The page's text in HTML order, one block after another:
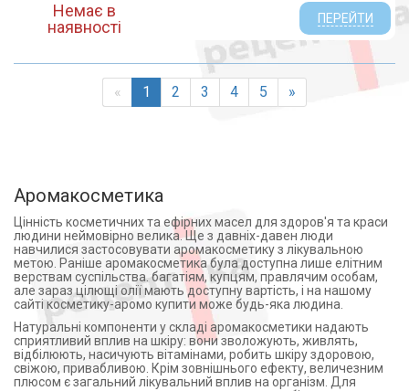
Немає в
наявності
ПЕРЕЙТИ
« 1 2 3 4 5 »
Аромакосметика
Цінність косметичних та ефірних масел для здоров'я та краси
людини неймовірно велика. Ще з давніх-давен люди
навчилися застосовувати аромакосметику з лікувальною
метою. Раніше аромакосметика була доступна лише елітним
верствам суспільства. багатіям, купцям, правлячим особам,
але зараз цілющі олії мають доступну вартість, і на нашому
сайті косметику-аромо купити може будь-яка людина.
Натуральні компоненти у складі аромакосметики надають
сприятливий вплив на шкіру: вони зволожують, живлять,
відбілюють, насичують вітамінами, робить шкіру здоровою,
свіжою, привабливою. Крім зовнішнього ефекту, величезним
плюсом є загальний лікувальний вплив на організм. Для